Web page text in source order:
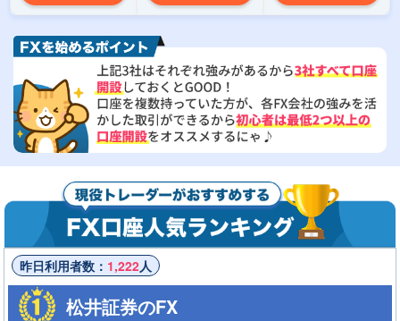
昨日利用者数： 1,222人
松井証券のFX